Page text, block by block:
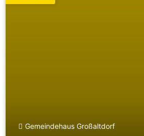
Gemeindehaus Großaltdorf